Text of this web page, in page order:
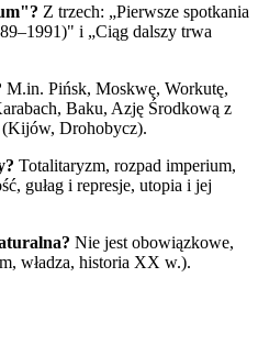
Z trzech: „Pierwsze spotkania
i „Ciąg dalszy trwa
M.in. Pińsk, Moskwę, Workutę,
Baku, Azję Środkową z
(Kijów, Drohobycz).
Totalitaryzm, rozpad imperium,
gułag i represje, utopia i jej
Nie jest obowiązkowe,
władza, historia XX w.).